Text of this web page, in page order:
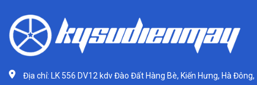
Địa chỉ: LK 556 DV12 kdv Đào Đất Hàng Bè, Kiến Hưng, Hà Đông,